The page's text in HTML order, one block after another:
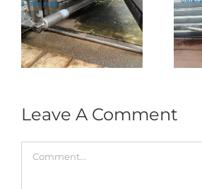
Autogate USJ –
Tukar 1 Unit OAE
333A Arm
Autogate
Leave A Comment